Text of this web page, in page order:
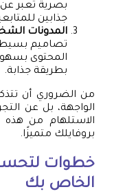
بصرية تعبر
جذابين
المدونات
تصاميم
المحتوى
بطريقة جذابة.
من الضروري أن
الواجهة، بل عن
الاستلهام من
بروفايلك متميزًا.
خطوات
الخاص بك